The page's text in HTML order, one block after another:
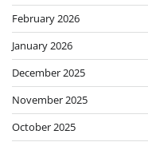
February 2026
January 2026
December 2025
November 2025
October 2025